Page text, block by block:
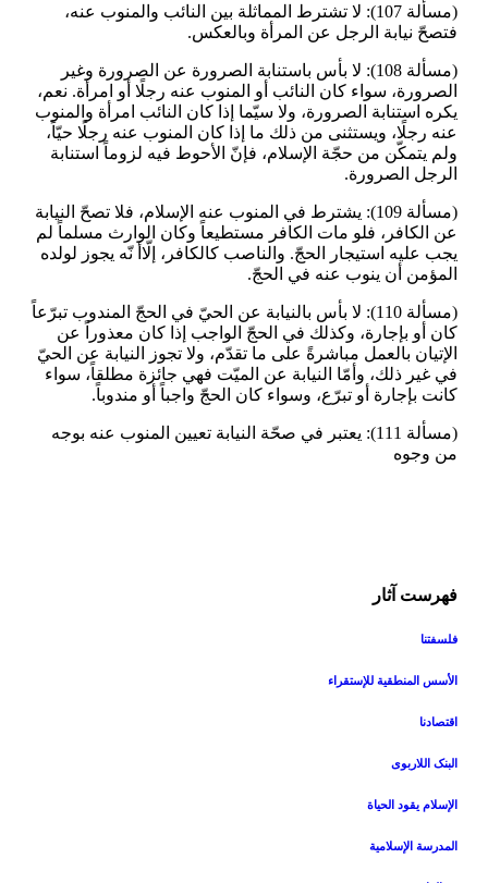
(مسألة 107): لا تشترط المماثلة بين النائب والمنوب عنه،
فتصحّ نيابة الرجل عن المرأة وبالعكس.
(مسألة 108): لا بأس باستنابة الصرورة عن الصرورة وغير
الصرورة، سواء كان النائب أو المنوب عنه رجلًا أو امرأة. نعم،
يكره استنابة الصرورة، ولا سيّما إذا كان النائب امرأة والمنوب
عنه رجلًا، ويستثنى من ذلك ما إذا كان المنوب عنه رجلًا حيّاً،
ولم يتمكّن من حجّة الإسلام، فإنّ الأحوط فيه لزوماً استنابة
الرجل الصرورة.
(مسألة 109): يشترط في المنوب عنه الإسلام، فلا تصحّ النيابة
عن الكافر، فلو مات الكافر مستطيعاً وكان الوارث مسلماً لم
يجب عليه استيجار الحجّ. والناصب كالكافر، إلّاأ نّه يجوز لولده
المؤمن أن ينوب عنه في الحجّ.
(مسألة 110): لا بأس بالنيابة عن الحيّ في الحجّ المندوب تبرّعاً
كان أو بإجارة، وكذلك في الحجّ الواجب إذا كان معذوراً عن
الإتيان بالعمل مباشرةً على ما تقدّم، ولا تجوز النيابة عن الحيّ
في غير ذلك، وأمّا النيابة عن الميّت فهي جائزة مطلقاً، سواء
كانت بإجارة أو تبرّع، وسواء كان الحجّ واجباً أو مندوباً.
(مسألة 111): يعتبر في صحّة النيابة تعيين المنوب عنه بوجه
من وجوه‏
فهرست آثار
فلسفتنا
الأسس المنطقیة للإستقراء
اقتصادنا
البنک اللاربوی
الإسلام یقود الحیاة
المدرسة الإسلامیة